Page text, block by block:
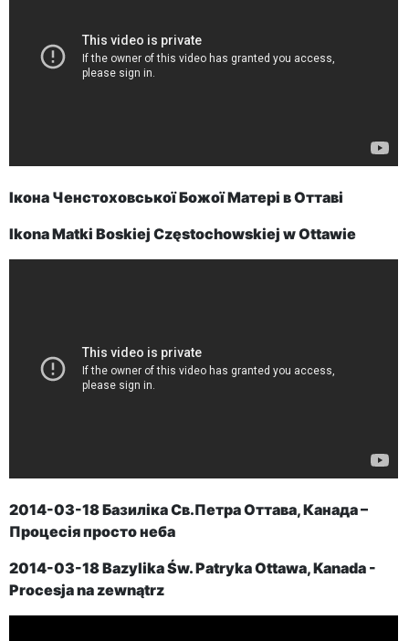
Ікона Ченстоховської Божої Матері в Оттаві
Ikona Matki Boskiej Częstochowskiej w Ottawie
2014-03-18 Базиліка Св.Петра Оттава, Канада –
Процесія просто неба
2014-03-18Bazylika Św. PatrykaOttawa, Kanada -
Procesja na zewnątrz